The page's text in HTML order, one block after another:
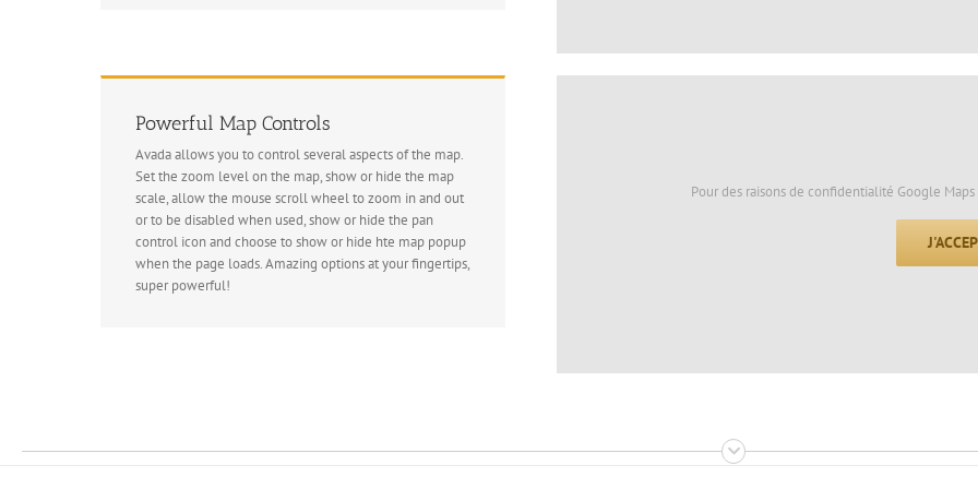
Powerful Map Controls
Avada allows you to control several aspects of the map.
Set the zoom level on the map, show or hide the map
scale, allow the mouse scroll wheel to zoom in and out
or to be disabled when used, show or hide the pan
control icon and choose to show or hide hte map popup
when the page loads. Amazing options at your fingertips,
super powerful!
Pour des raisons de confidentialité Google